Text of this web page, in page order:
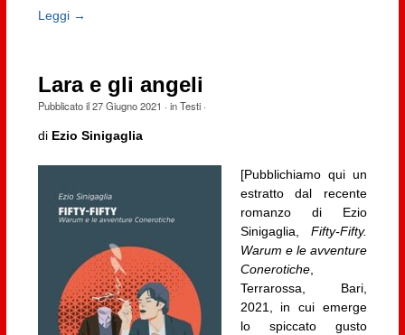
Leggi →
Lara e gli angeli
Pubblicato il27 Giugno 2021 · inTesti·
di Ezio Sinigaglia
[Pubblichiamo qui un
estratto dal recente
romanzo di Ezio
Sinigaglia, Fifty-Fifty.
Warum e le avventure
Conerotiche,
Terrarossa, Bari,
2021, in cui emerge
lo spiccato gusto